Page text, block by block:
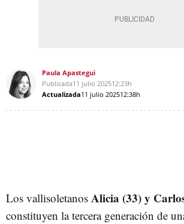
Paula Apastegui
Publicada11 julio 202512:23h
Actualizada11 julio 202512:38h
Los vallisoletanos Alicia (33) y
constituyen la tercera generación de